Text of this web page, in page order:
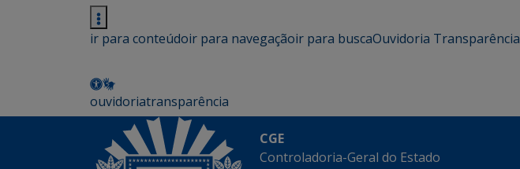
ir para conteúdoir para navegaçãoir para buscaOuvidoria Transparência
ouvidoriatransparência
CGE
Controladoria-Geral do Estado